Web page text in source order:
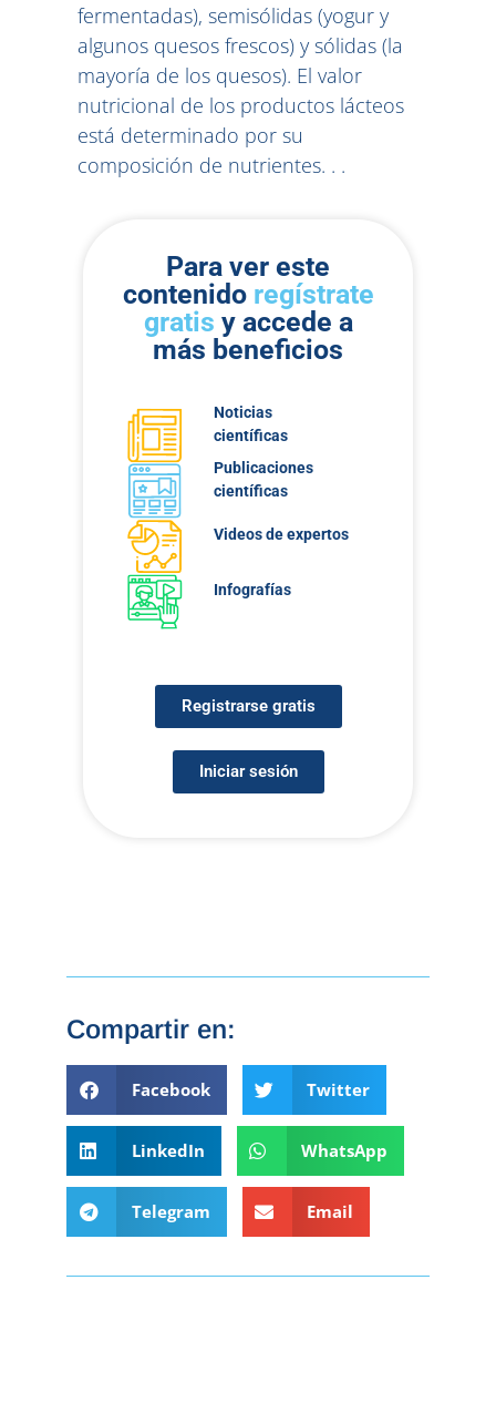
fermentadas), semisólidas (yogur y
algunos quesos frescos) y sólidas (la
mayoría de los quesos). El valor
nutricional de los productos lácteos
está determinado por su
composición de nutrientes. . .
Para ver este
contenido regístrate
gratis y accede a
más beneficios
Noticias
científicas
Publicaciones
científicas
Videos de expertos
Infografías
Registrarse gratis
Iniciar sesión
Compartir en:
Facebook Twitter
LinkedIn WhatsApp
Telegram Email